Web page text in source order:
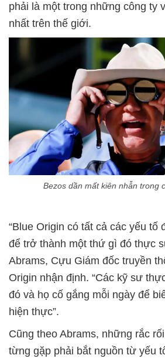
phải là một trong những công ty
nhất trên thế giới.
Bezos dần mất kiên nhẫn trong
“Blue Origin có tất cả các yếu tố
để trở thành một thứ gì đó thực
Abrams, Cựu Giám đốc truyền
Origin nhận định. “Các kỹ sư
đó và họ cố gắng mỗi ngày để
hiện thực”.
Cũng theo Abrams, những rắc
từng gặp phải bắt nguồn từ yếu